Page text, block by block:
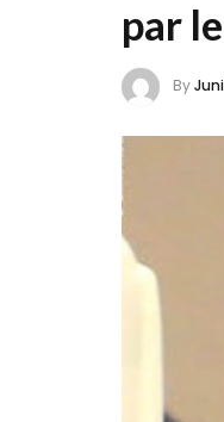
par
By